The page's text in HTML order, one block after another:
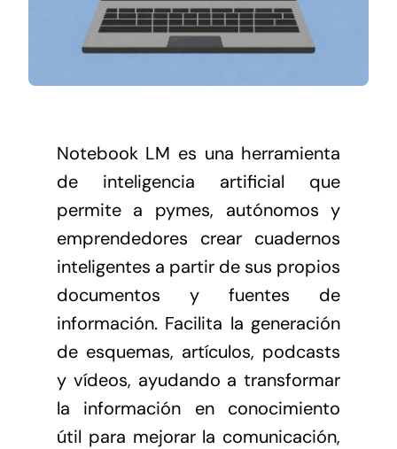
Notebook LM es una herramienta
de inteligencia artificial que
permite a pymes, autónomos y
emprendedores crear cuadernos
inteligentes a partir de sus propios
documentos y fuentes de
información. Facilita la generación
de esquemas, artículos, podcasts
y vídeos, ayudando a transformar
la información en conocimiento
útil para mejorar la comunicación,